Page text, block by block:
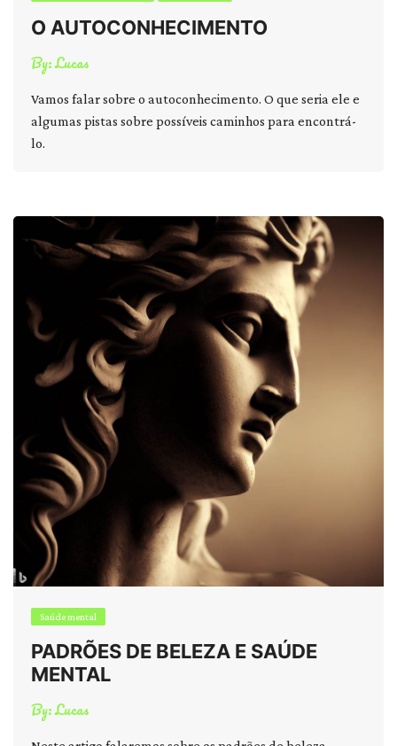
O AUTOCONHECIMENTO
By:Lucas
Vamos falar sobre o autoconhecimento. O que seria ele e
algumas pistas sobre possíveis caminhos para encontrá-
lo.
Saúde mental
PADRÕES DE BELEZA E SAÚDE
MENTAL
By:Lucas